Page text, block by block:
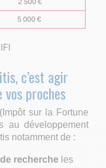
c’est agir
proches
sur la Fortune
au développement
notamment de :
recherche les